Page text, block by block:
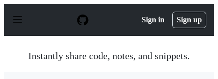
p
Sign in Sign up
Instantly share code, notes, and snippets.